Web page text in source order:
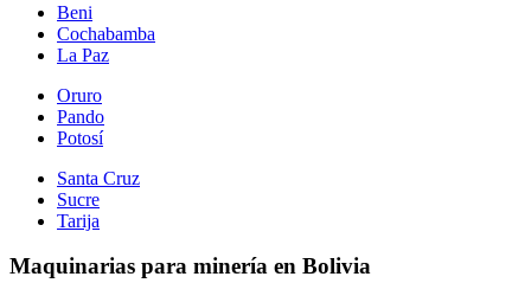
Beni
Cochabamba
La Paz
Oruro
Pando
Potosí
Santa Cruz
Sucre
Tarija
Maquinarias para minería en Bolivia